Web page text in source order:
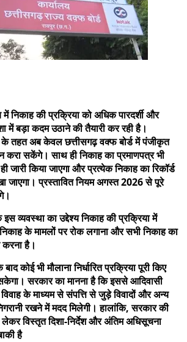
निकाह की प्रक्रिया को अधिक पारदर्शी और
में बड़ा कदम उठाने की तैयारी कर रही है।
के तहत अब केवल छत्तीसगढ़ वक्फ बोर्ड में पंजीकृत
करा सकेंगे। साथ ही निकाह का प्रमाणपत्र भी
जारी किया जाएगा और प्रत्येक निकाह का रिकॉर्ड
जाएगा। प्रस्तावित नियम अगस्त 2026 से पूरे
व्यवस्था का उद्देश्य निकाह की प्रक्रिया में
निकाह के मामलों पर रोक लगाना और सभी निकाह का
करना है।
कोई भी मौलाना निर्धारित प्रक्रिया पूरी किए
सरकार का मानना है कि इससे आदिवासी
के माध्यम से संपत्ति से जुड़े विवादों और अन्य
रखने में मदद मिलेगी। हालांकि, सरकार की
विस्तृत दिशा-निर्देश और अंतिम अधिसूचना
है